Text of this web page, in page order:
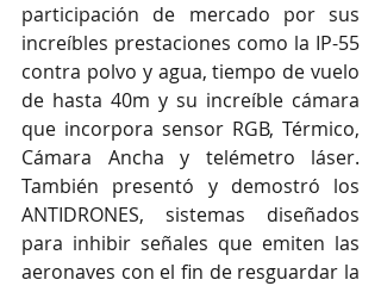
participación de mercado por sus
increíbles prestaciones como la IP-55
contra polvo y agua, tiempo de vuelo
de hasta 40m y su increíble cámara
que incorpora sensor RGB, Térmico,
Cámara Ancha y telémetro láser.
También presentó y demostró los
ANTIDRONES, sistemas diseñados
para inhibir señales que emiten las
aeronaves con el fin de resguardar la